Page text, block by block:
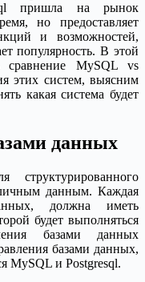
пришла на рынок
но предоставляет
и возможностей,
популярность. В этой
сравнение MySQL vs
этих систем, выясним
какая система будет
данных
данным. Каждая
должна иметь
будет выполняться
базами данных
базами данных,
MySQL и Postgresql.